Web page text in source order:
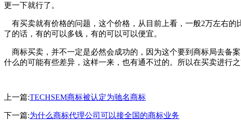
更一下就行了。
有买卖就有价格的问题，这个价格，从目前上看，一般2万左右
了的话，有的可以多钱，有的可以可以便宜。
商标买卖，并不一定是必然会成功的，因为这个要到商标局去备
什么的可能有些差异，这样一来，也有通不过的。所以在买卖进行之
上一篇:TECHSEM商标被认定为驰名商标
下一篇:为什么商标代理公司可以接全国的商标业务